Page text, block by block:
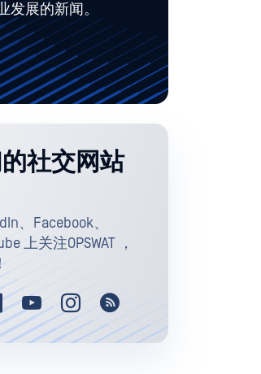
发展的新闻。
社交网站
、Facebook、
上关注OPSWAT ，